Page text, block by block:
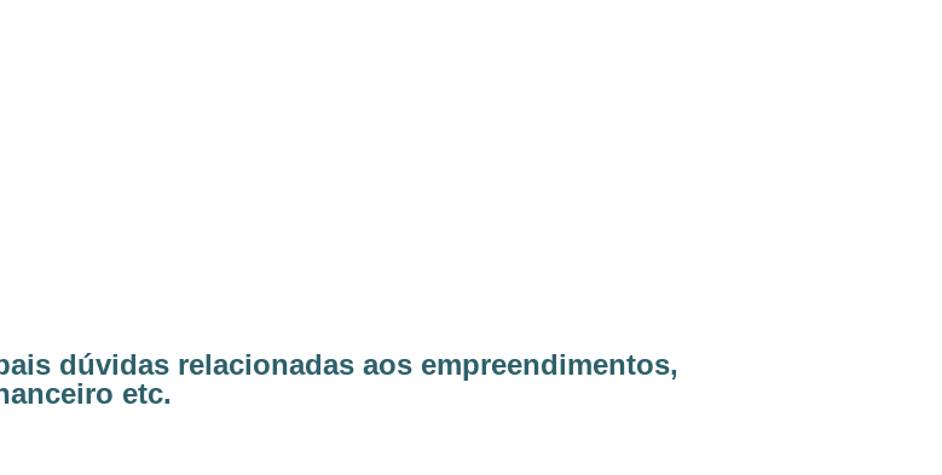
dúvidas relacionadas aos empreendimentos,
etc.